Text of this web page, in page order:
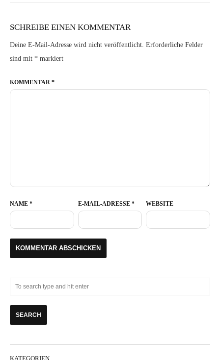
SCHREIBE EINEN KOMMENTAR
Deine E-Mail-Adresse wird nicht veröffentlicht. Erforderliche Felder
sind mit * markiert
KOMMENTAR *
NAME * E-MAIL-ADRESSE * WEBSITE
KATEGORIEN